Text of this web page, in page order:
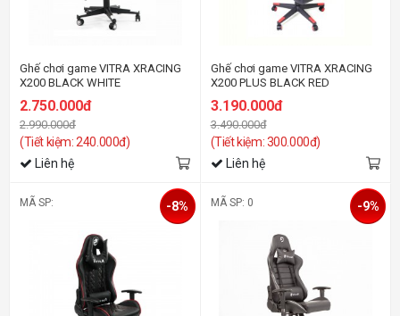
Ghế chơi game VITRA XRACING
X200 BLACK WHITE
2.750.000đ
2.990.000đ
(Tiết kiệm: 240.000đ)
Liên hệ
Ghế chơi game VITRA XRACING
X200 PLUS BLACK RED
3.190.000đ
3.490.000đ
(Tiết kiệm: 300.000đ)
Liên hệ
MÃ SP: -8% MÃ SP: 0 -9%